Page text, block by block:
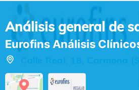
Análisis general de
Eurofins Análisis
Calle Real, 18, Carmona